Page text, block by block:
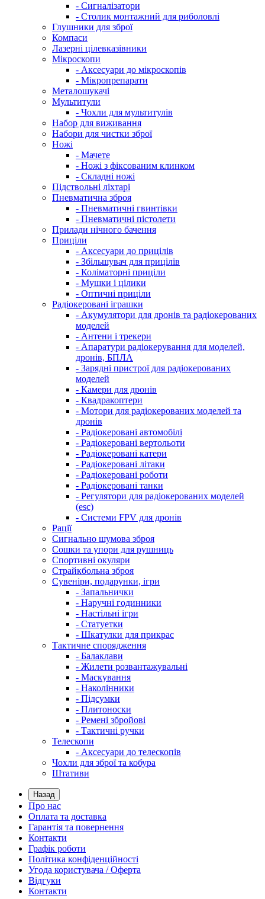
- Сигналізатори
- Столик монтажний для риболовлі
Глушники для зброї
Компаси
Лазерні цілевказівники
Мікроскопи
- Аксесуари до мікроскопів
- Мікропрепарати
Металошукачі
Мультитули
- Чохли для мультитулів
Набор для виживання
Набори для чистки зброї
Ножі
- Мачете
- Ножі з фіксованим клинком
- Складні ножі
Підствольні ліхтарі
Пневматична зброя
- Пневматичні гвинтівки
- Пневматичні пістолети
Прилади нічного бачення
Приціли
- Аксесуари до прицілів
- Збільшувач для прицілів
- Коліматорні приціли
- Мушки і цілики
- Оптичні приціли
Радіокеровані іграшки
- Акумулятори для дронів та радіокерованих
моделей
- Антени і трекери
- Апаратури радіокерування для моделей,
дронів, БПЛА
- Зарядні пристрої для радіокерованих
моделей
- Камери для дронів
- Квадракоптери
- Мотори для радіокерованих моделей та
дронів
- Радіокеровані автомобілі
- Радіокеровані вертольоти
- Радіокеровані катери
- Радіокеровані літаки
- Радіокеровані роботи
- Радіокеровані танки
- Регулятори для радіокерованих моделей
(esc)
- Системи FPV для дронів
Рації
Сигнально шумова зброя
Сошки та упори для рушниць
Спортивні окуляри
Страйкбольна зброя
Сувеніри, подарунки, ігри
- Запальнички
- Наручні годинники
- Настільні ігри
- Статуетки
- Шкатулки для прикрас
Тактичне спорядження
- Балаклави
- Жилети розвантажувальні
- Маскування
- Наколінники
- Підсумки
- Плитоноски
- Ремені збройові
- Тактичні ручки
Телескопи
- Аксесуари до телескопів
Чохли для зброї та кобура
Штативи
Назад
Про нас
Оплата та доставка
Гарантія та повернення
Контакти
Графік роботи
Політика конфіденційності
Угода користувача / Оферта
Відгуки
Контакти